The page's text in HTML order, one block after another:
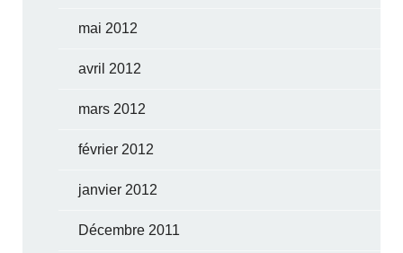
mai 2012
avril 2012
mars 2012
février 2012
janvier 2012
Décembre 2011